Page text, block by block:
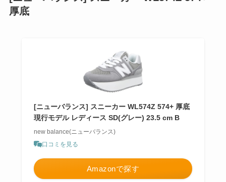
厚底
[ニューバランス] スニーカー WL574Z 574+ 厚底
現行モデル レディース SD(グレー) 23.5 cm B
new balance(ニューバランス)
口コミを見る
Amazonで探す